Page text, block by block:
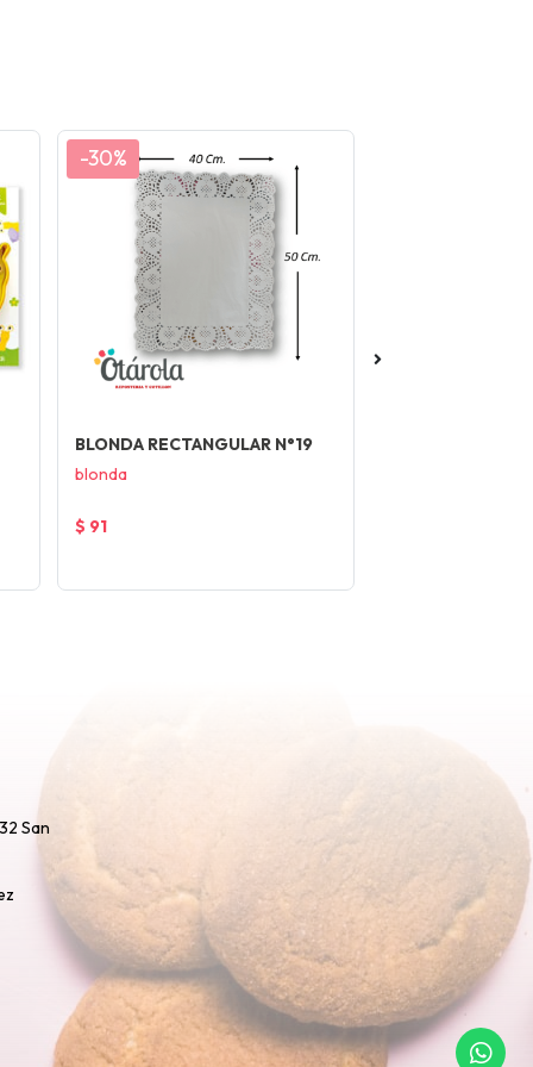
-30%
BLONDA RECTANGULAR N°19
blonda
$ 91
San